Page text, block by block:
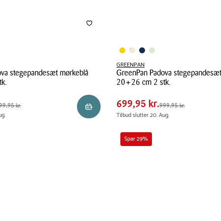
stegepandesæt mørkeblå
kr.
kr. kr. Læg i kurv
GREENPAN
GreenPan Padova
20+26 cm 2 stk.
GreenPan
Padova
creme
20+26
Pris
tabel
Pris
699,95 kr.
Førpris
999,95 kr.
699,95 kr.999,95 kr.
Tilbud slutter 20. Aug.
Spar 29%